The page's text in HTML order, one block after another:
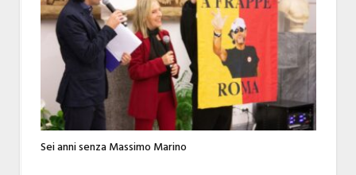
Sei anni senza Massimo Marino